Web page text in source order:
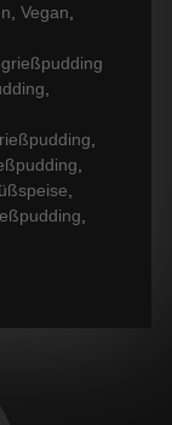
Vegan